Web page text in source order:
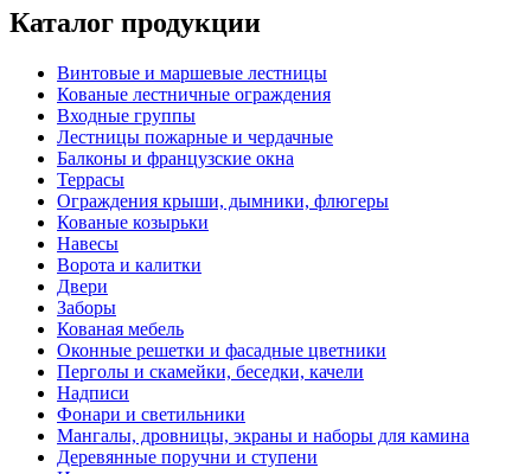
Каталог продукции
Винтовые и маршевые лестницы
Кованые лестничные ограждения
Входные группы
Лестницы пожарные и чердачные
Балконы и французские окна
Террасы
Ограждения крыши, дымники, флюгеры
Кованые козырьки
Навесы
Ворота и калитки
Двери
Заборы
Кованая мебель
Оконные решетки и фасадные цветники
Перголы и скамейки, беседки, качели
Надписи
Фонари и светильники
Мангалы, дровницы, экраны и наборы для камина
Деревянные поручни и ступени